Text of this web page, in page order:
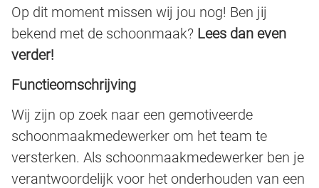
Op dit moment missen wij jou nog! Ben jij
bekend met de schoonmaak? Lees dan even
verder!
Functieomschrijving
Wij zijn op zoek naar een gemotiveerde
schoonmaakmedewerker om het team te
versterken. Als schoonmaakmedewerker ben je
verantwoordelijk voor het onderhouden van een